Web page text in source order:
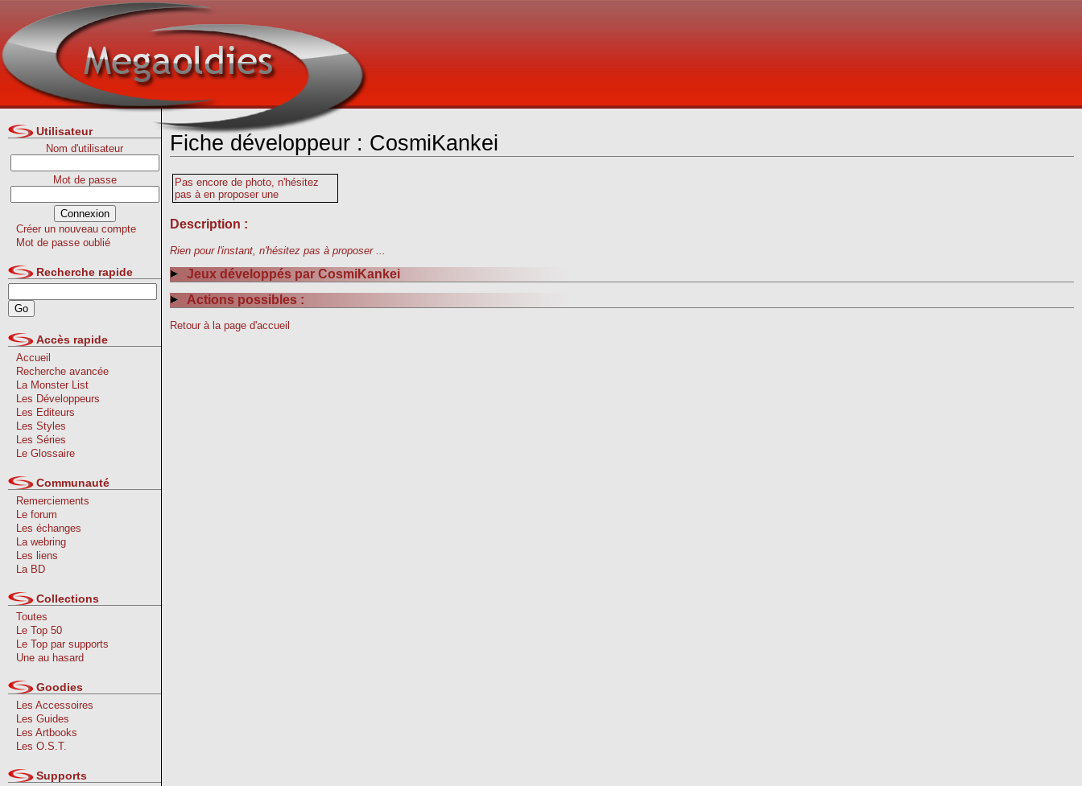
Utilisateur
Nom d'utilisateur
Mot de passe
Créer un nouveau compte
Mot de passe oublié
Recherche rapide
Accès rapide
Accueil
Recherche avancée
La Monster List
Les Développeurs
Les Editeurs
Les Styles
Les Séries
Le Glossaire
Communauté
Remerciements
Le forum
Les échanges
La webring
Les liens
La BD
Collections
Toutes
Le Top 50
Le Top par supports
Une au hasard
Goodies
Les Accessoires
Les Guides
Les Artbooks
Les O.S.T.
Supports
Fiche développeur : CosmiKankei
Pas encore de photo, n'hésitez
pas à en proposer une
Description :
Rien pour l'instant, n'hésitez pas à proposer ...
Jeux développés par CosmiKankei
Actions possibles :
Retour à la page d'accueil